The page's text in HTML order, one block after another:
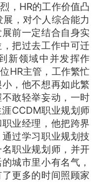
HR的工作价值凸
，对个人综合能力
前一定结合自身实
把过去工作中可迁
新领域中并发挥作
HR主管，工作繁忙
，他不想再如此繁
敢轻举妄动，一时
CCDM职业规划师
业经理，他把跨界
过学习职业规划技
职业规划师，并开
城市里小有名气，
更多的时间照顾家